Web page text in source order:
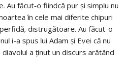
Au făcut-o fiindcă pur și simplu nu
în cele mai diferite chipuri
distrugătoare. Au făcut-o
i-a spus lui Adam şi Evei că nu
a ţinut un discurs arătând